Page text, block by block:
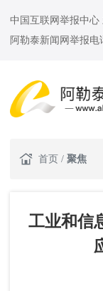
中国互联网举报中心
阿勒泰新闻网举报电
首页 / 聚焦
工业和信